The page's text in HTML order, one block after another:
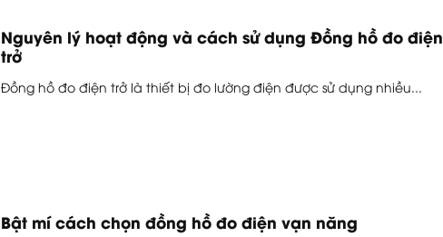
Nguyên lý hoạt động và cách sử dụng Đồng hồ đo điện
trở
Đồng hồ đo điện trở là thiết bị đo lường điện được sử dụng nhiều...
Bật mí cách chọn đồng hồ đo điện vạn năng